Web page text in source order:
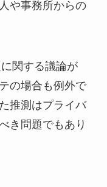
や事務所からの
関する議論が
の場合も例外で
推測はプライバ
き問題でもあり